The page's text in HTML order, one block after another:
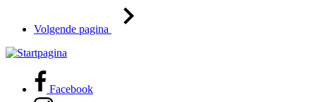
Volgende pagina
Facebook